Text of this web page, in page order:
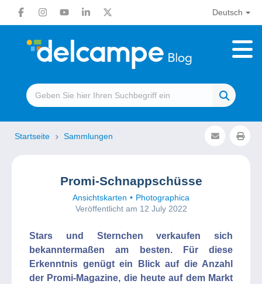
Deutsch
Startseite Sammlungen
Promi-Schnappschüsse
Ansichtskarten
Photographica
Veröffentlicht am 12 July 2022
Stars und Sternchen verkaufen sich
bekanntermaßen am besten. Für diese
Erkenntnis genügt ein Blick auf die Anzahl
der Promi-Magazine, die heute auf dem Markt